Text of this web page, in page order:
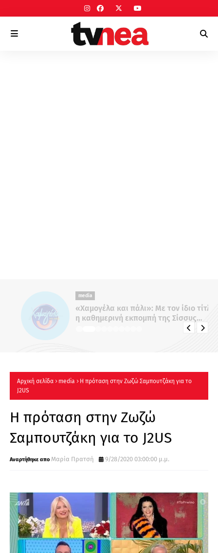
media
«Χαμογέλα και πάλι»: Με τον ίδιο τίτλο
η καθημερινή εκπομπή της Σίσσυς
Χρηστίδου στο Mega - Πότε κάνει
Αρχική σελίδα media
H πρόταση στην Ζωζώ Σαμπουτζάκη για το
J2US
H πρόταση στην Ζωζώ
Σαμπουτζάκη για το J2US
Μαρία Πρατσή 9/28/2020 03:00:00 μ.μ.